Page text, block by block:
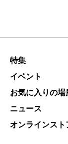
特集
イベント
お気に入りの場
ニュース
オンラインスト